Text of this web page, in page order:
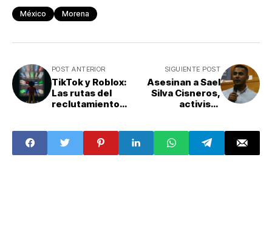
México Morena
POST ANTERIOR
TikTok y Roblox:
Las rutas del
reclutamiento
en México
SIGUIENTE POST
Asesinan a Sael
Silva Cisneros,
activista
SCJN, en
Guerrero